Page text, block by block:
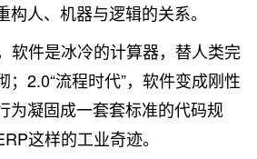
人、机器与逻辑的关系。
软件是冰冷的计算器，替人类完
；2.0“流程时代”，软件变成刚性
为凝固成一套套标准的代码规
这样的工业奇迹。